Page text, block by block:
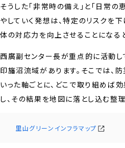
そうした「非常時の備え」と「日常の
やしていく発想は、特定のリスクを
体の対応力を向上させることになる
西廣副センター長が重点的に活動し
印旛沼流域があります。そこでは、
いった軸ごとに、どこで取り組めば
し、その結果を地図に落とし込む整
里山グリーンインフラマップ